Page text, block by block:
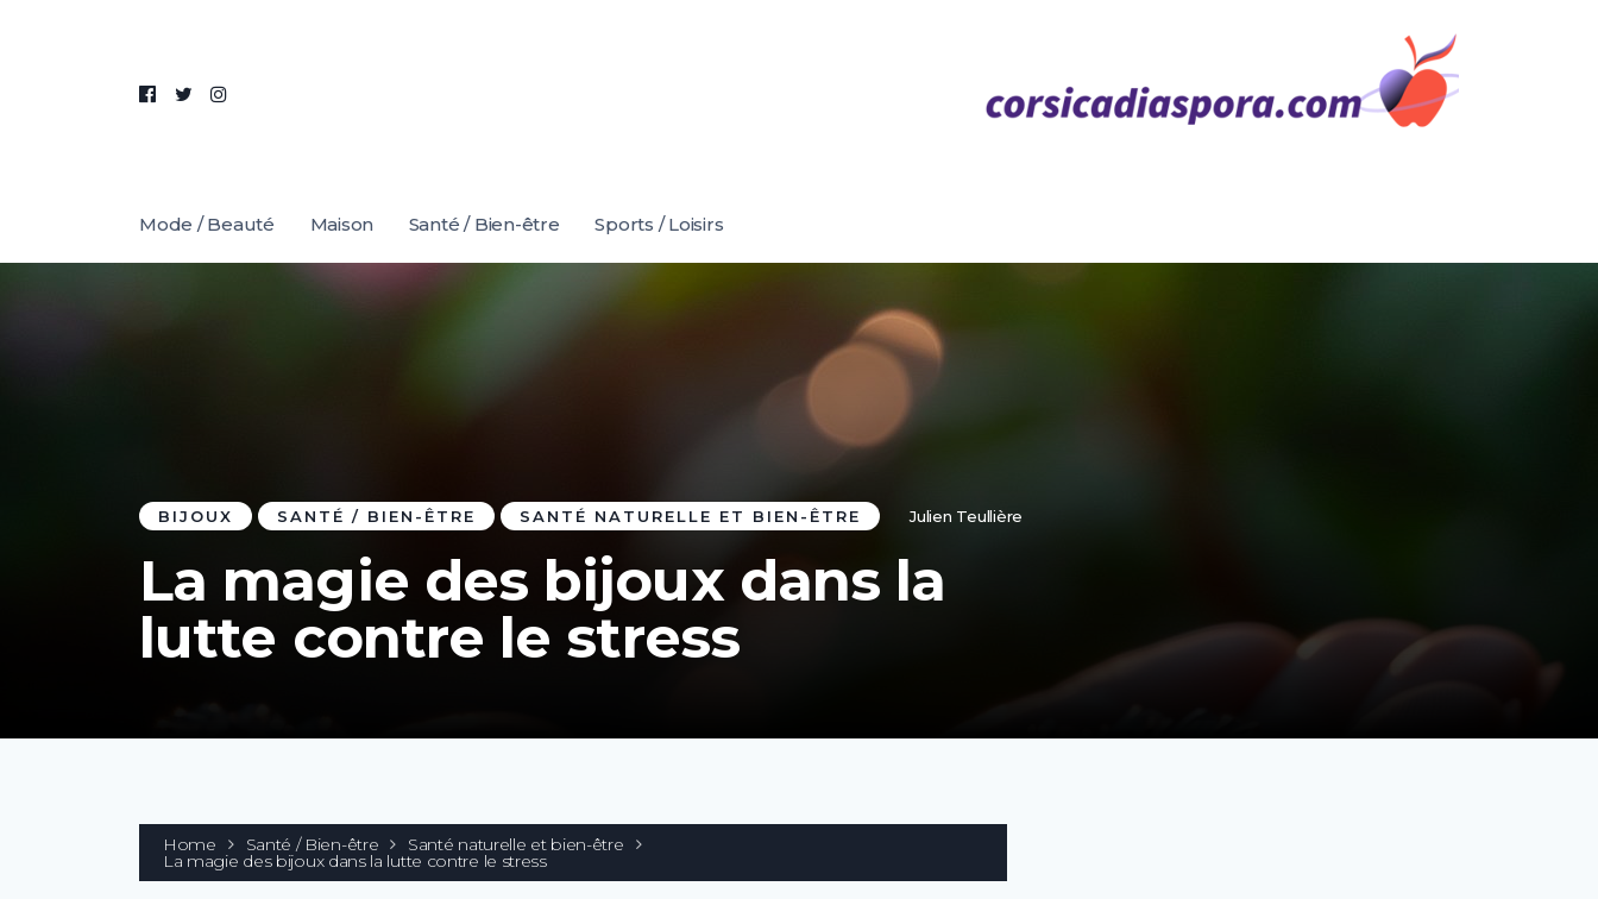
Mode / Beauté Maison Santé / Bien-être Sports / Loisirs
BIJOUX SANTÉ / BIEN-ÊTRE SANTÉ NATURELLE ET BIEN-ÊTRE Julien Teullière
La magie des bijoux dans la
lutte contre le stress
Home Santé / Bien-être Santé naturelle et bien-être
La magie des bijoux dans la lutte contre le stress